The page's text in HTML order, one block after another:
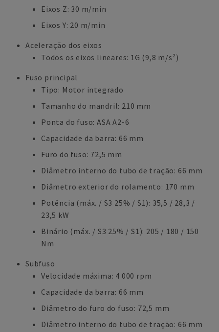
Eixos Z: 30 m/min
Eixos Y: 20 m/min
Aceleração dos eixos
Todos os eixos lineares: 1G (9,8 m/s²)
Fuso principal
Tipo: Motor integrado
Tamanho do mandril: 210 mm
Ponta do fuso: ASA A2-6
Capacidade da barra: 66 mm
Furo do fuso: 72,5 mm
Diâmetro interno do tubo de tração: 66 mm
Diâmetro exterior do rolamento: 170 mm
Potência (máx. / S3 25% / S1): 35,5 / 28,3 /
23,5 kW
Binário (máx. / S3 25% / S1): 205 / 180 / 150
Nm
Subfuso
Velocidade máxima: 4 000 rpm
Capacidade da barra: 66 mm
Diâmetro do furo do fuso: 72,5 mm
Diâmetro interno do tubo de tração: 66 mm